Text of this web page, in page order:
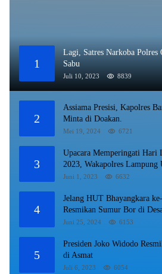
1
Lagi, Satres Narkoba Polres
Sabu
Juli 10, 2023 8839
2
Assiama Presisi, Kapolres
Minta di Doakan.
Mei 19, 2024 6721
3
Upacara Memperingati Hari
2023, Wakapolres Lampung
Kepala BPIP RI.
Juni 1, 2023 6632
4
Jelang HUT Bhayangkara
Resmikan Sumur Bor di
Juni 25, 2024 6153
5
Presiden Joko Widodo
di Asmat
Juli 6, 2023 6054